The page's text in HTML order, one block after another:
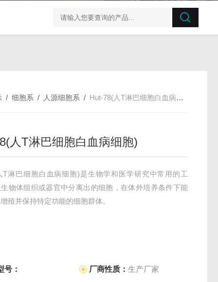
榛子东部枯萎病菌探针法qPCR试剂盒不含内参
/细胞系 / 人源细胞系 / Hut-78(人T淋巴细胞白血病细胞)
人T淋巴细胞白血病细胞)
T淋巴细胞白血病细胞)是生物学和医学研究中常用的工
物体组织或器官中分离出的细胞，在体外培养条件下能
殖并保持特定功能的细胞群体。
号： 厂商性质：生产厂家